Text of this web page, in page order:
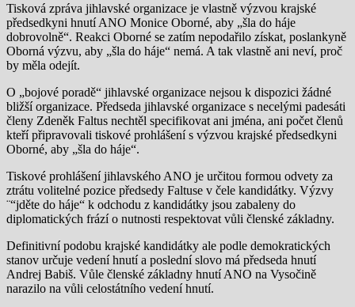
Tisková zpráva jihlavské organizace je vlastně výzvou krajské
předsedkyni hnutí ANO Monice Oborné, aby „šla do háje
dobrovolně“. Reakci Oborné se zatím nepodařilo získat, poslankyně
Oborná výzvu, aby „šla do háje“ nemá. A tak vlastně ani neví, proč
by měla odejít.
O „bojové poradě“ jihlavské organizace nejsou k dispozici žádné
bližší organizace. Předseda jihlavské organizace s necelými padesáti
členy Zdeněk Faltus nechtěl specifikovat ani jména, ani počet členů
kteří připravovali tiskové prohlášení s výzvou krajské předsedkyni
Oborné, aby „šla do háje“.
Tiskové prohlášení jihlavského ANO je určitou formou odvety za
ztrátu volitelné pozice předsedy Faltuse v čele kandidátky. Výzvy
¨“jděte do háje“ k odchodu z kandidátky jsou zabaleny do
diplomatických frází o nutnosti respektovat vůli členské základny.
Definitivní podobu krajské kandidátky ale podle demokratických
stanov určuje vedení hnutí a poslední slovo má předseda hnutí
Andrej Babiš. Vůle členské základny hnutí ANO na Vysočině
narazilo na vůli celostátního vedení hnutí.